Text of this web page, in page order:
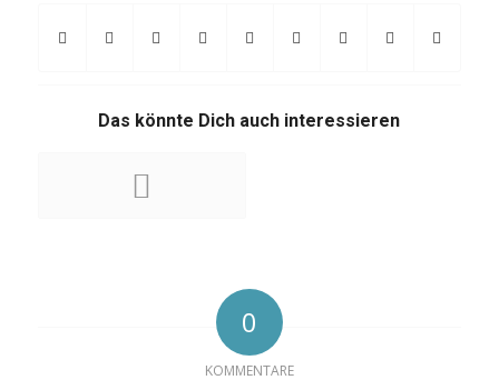
Das könnte Dich auch interessieren
0
KOMMENTARE